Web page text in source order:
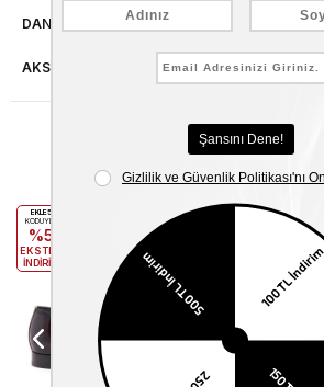
DANIŞMA HATTI
AKSESUAR ONARIMI
Benzer Ürünler
EKLE5
KODUYLA
%5
EKSTRA
İNDİRİM
EKLE5
KODUYLA
İNDİRİM